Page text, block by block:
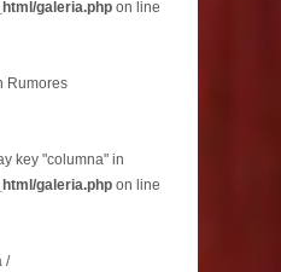
galeria.php on line
Rumores
key "columna" in
galeria.php on line
/